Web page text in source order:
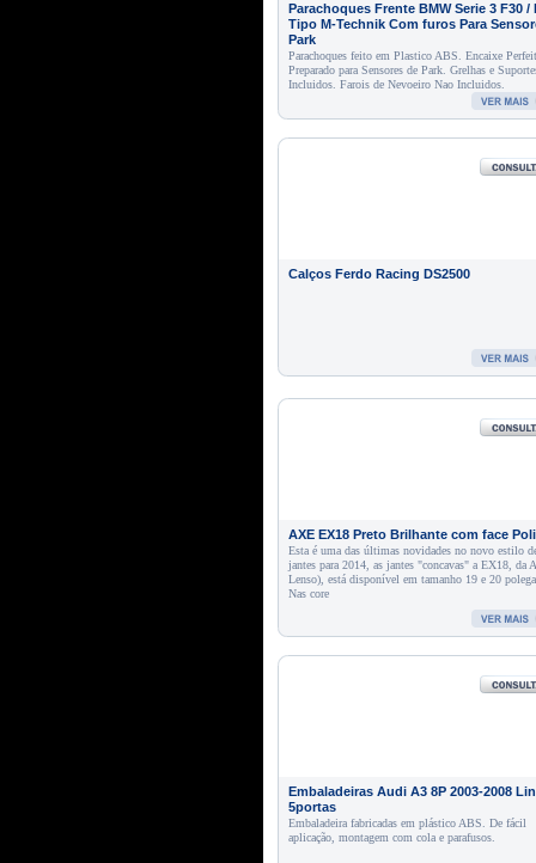
Parachoques Frente BMW Serie 3 F30 /
Tipo M-Technik Com furos Para
Park
Parachoques feito em Plastico ABS. Encaixe
Preparado para Sensores de Park. Grelhas e
Incluidos. Farois de Nevoeiro Nao Incluidos.
Calços Ferdo Racing DS2500
AXE EX18 Preto Brilhante com face
Esta é uma das últimas novidades no novo estilo
jantes para 2014, as jantes "concavas" a EX18, da
Lenso), está disponível em tamanho 19 e 20
Nas core
Embaladeiras Audi A3 8P 2003-2008
5portas
Embaladeira fabricadas em plástico ABS. De fácil
aplicação, montagem com cola e parafusos.